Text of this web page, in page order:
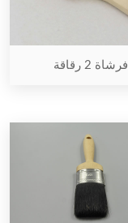
فرشاة 2 رقاقة